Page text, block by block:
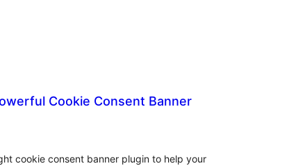
Cookie Consent Banner
cookie consent banner plugin to help your